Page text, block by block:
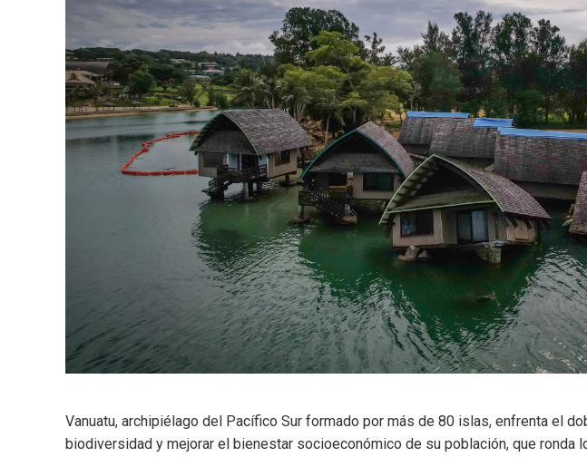
Vanuatu, archipiélago del Pacífico Sur formado por más de 80 islas, enfrenta el
biodiversidad y mejorar el bienestar socioeconómico de su población, que ronda